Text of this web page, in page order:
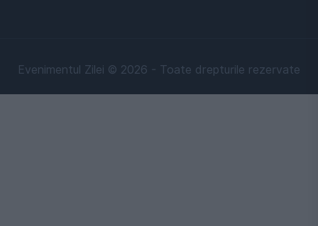
Evenimentul Zilei © 2026 - Toate drepturile rezervate